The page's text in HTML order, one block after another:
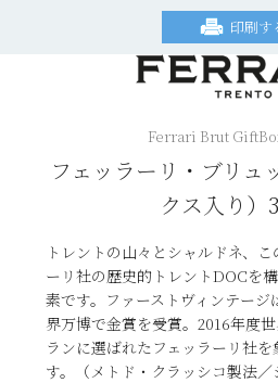
印刷す
Ferrari Brut
フェッラーリ・ブリュ
クス入り）
トレントの山々とシャルドネ、
ーリ社の歴史的トレントDOCを
素です。ファーストヴィンテー
界万博で金賞を受賞。2016年度
ランに選ばれたフェッラーリ社
す。（メトド・クラッシコ製法／